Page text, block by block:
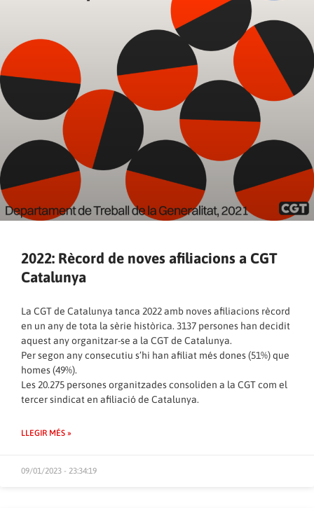
2022: Rècord de noves afiliacions a CGT
Catalunya
La CGT de Catalunya tanca 2022 amb noves afiliacions rècord
en un any de tota la sèrie històrica. 3137 persones han decidit
aquest any organitzar-se a la CGT de Catalunya.
Per segon any consecutiu s’hi han afiliat més dones (51%) que
homes (49%).
Les 20.275 persones organitzades consoliden a la CGT com el
tercer sindicat en afiliació de Catalunya.
LLEGIR MÉS »
09/01/2023 - 23:34:19